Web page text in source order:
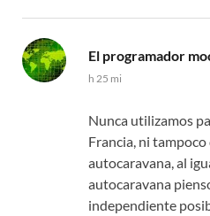
El programador
h 25 mi
Nunca utilizamos
Francia, ni tampoco
autocaravana, al
autocaravana
independiente